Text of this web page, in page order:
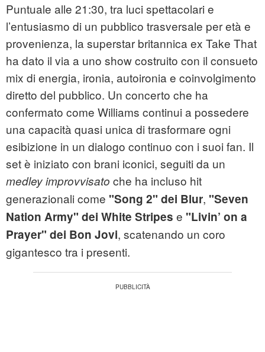
Puntuale alle 21:30, tra luci spettacolari e
l’entusiasmo di un pubblico trasversale per età e
provenienza, la superstar britannica ex Take That
ha dato il via a uno show costruito con il consueto
mix di energia, ironia, autoironia e coinvolgimento
diretto del pubblico. Un concerto che ha
confermato come Williams continui a possedere
una capacità quasi unica di trasformare ogni
esibizione in un dialogo continuo con i suoi fan. Il
set è iniziato con brani iconici, seguiti da un
medley improvvisato che ha incluso hit
generazionali come "Song 2" dei Blur, "Seven
Nation Army" dei White Stripes e "Livin’ on a
Prayer" dei Bon Jovi, scatenando un coro
gigantesco tra i presenti.